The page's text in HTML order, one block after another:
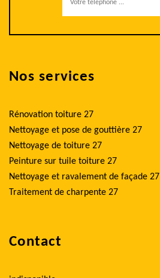
Nos services
Rénovation toiture 27
Nettoyage et pose de gouttière 27
Nettoyage de toiture 27
Peinture sur tuile toiture 27
Nettoyage et ravalement de façade 27
Traitement de charpente 27
Contact